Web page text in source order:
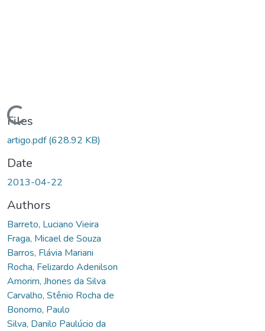
Loading...
Files
artigo.pdf(628.92 KB)
Date
2013-04-22
Authors
Barreto, Luciano Vieira
Fraga, Micael de Souza
Barros, Flávia Mariani
Rocha, Felizardo Adenilson
Amorim, Jhones da Silva
Carvalho, Stênio Rocha de
Bonomo, Paulo
Silva, Danilo Paulúcio da